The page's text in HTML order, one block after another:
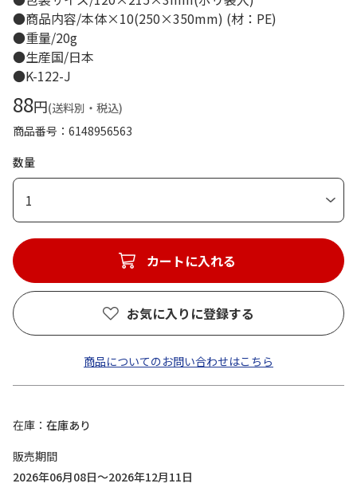
●商品内容/本体×10(250×350mm) (材：PE)
●重量/20g
●生産国/日本
●K-122-J
88円(送料別・税込)
商品番号
6148956563
数量
1
カートに入れる
お気に入りに登録する
商品についてのお問い合わせはこちら
在庫
在庫あり
販売期間
2026年06月08日～2026年12月11日